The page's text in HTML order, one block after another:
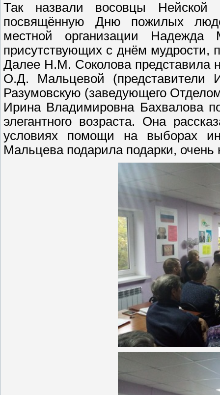
Так назвали восовцы
посвящённую Дню пожилых
местной организации Надежда
присутствующих с днём мудрости,
Далее Н.М. Соколова представила
О.Д. Мальцевой (представители
Разумовскую (заведующего
Ирина Владимировна Бахвалова
элегантного возраста. Она
условиях помощи на выборах
Мальцева подарила подарки,